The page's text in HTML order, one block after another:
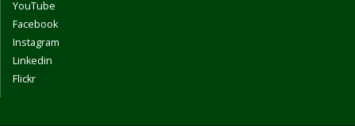
YouTube
Facebook
Instagram
Linkedin
Flickr